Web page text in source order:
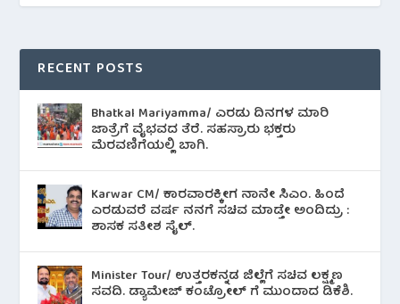
RECENT POSTS
Bhatkal Mariyamma/ ಎರಡು ದಿನಗಳ ಮಾರಿ
ಜಾತ್ರೆಗೆ ವೈಭವದ ತೆರೆ. ಸಹಸ್ರಾರು ಭಕ್ತರು
ಮೆರವಣಿಗೆಯಲ್ಲಿ ಬಾಗಿ.
Karwar CM/ ಕಾರವಾರಕ್ಕೀಗ ನಾನೇ ಸಿಎಂ. ಹಿಂದೆ
ಎರಡುವರೆ ವರ್ಷ ನನಗೆ ಸಚಿವ ಮಾಡ್ತೇ ಅಂದಿದ್ರು :
ಶಾಸಕ ಸತೀಶ ಸೈಲ್.
Minister Tour/ ಉತ್ತರಕನ್ನಡ ಜಿಲ್ಲೆಗೆ ಸಚಿವ ಲಕ್ಷ್ಮಣ
ಸವದಿ. ಡ್ಯಾಮೇಜ್ ಕಂಟ್ರೋಲ್ ಗೆ ಮುಂದಾದ ಡಿಕೆಶಿ.